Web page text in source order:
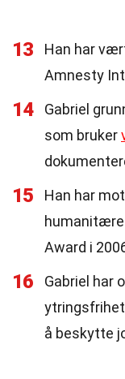
13
Han har
Amnesty
14
Gabriel
som bruker
15
Han har
humanitære
Award i
16
Gabriel har
å beskytte